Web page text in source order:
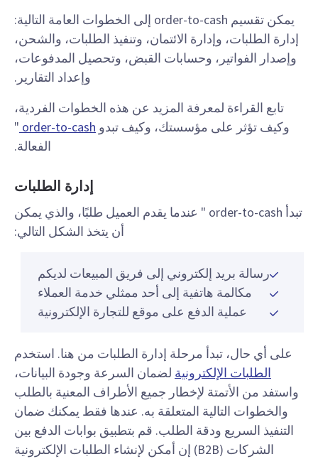
يمكن تقسيم order-to-cash إلى الخطوات العامة التالية:
إدارة الطلبات، وإدارة الائتمان، وتنفيذ الطلبات، والشحن،
وإصدار الفواتير، وحسابات القبض، وتحصيل المدفوعات،
وإعداد التقارير.
تابع القراءة لمعرفة المزيد عن هذه الخطوات الفردية،
وكيف تؤثر على مؤسستك، وكيف تبدو order-to-cash
"
الفعالة.
إدارة الطلبات
تبدأ order-to-cash " عندما يقدم العميل طلبًا، والذي يمكن
أن يتخذ الشكل التالي:
رسالة بريد إلكتروني إلى فريق المبيعات لديكم
مكالمة هاتفية إلى أحد ممثلي خدمة العملاء
عملية الدفع على موقع للتجارة الإلكترونية
على أي حال، تبدأ مرحلة إدارة الطلبات من هنا. استخدم
الطلبات الإلكترونية لضمان السرعة وجودة البيانات،
واستفد من الأتمتة لإخطار جميع الأطراف المعنية بالطلب
والخطوات التالية المتعلقة به. عندها فقط يمكنك ضمان
التنفيذ السريع ودقة الطلب. قم بتطبيق بوابات الدفع بين
الشركات (B2B) إن أمكن لإنشاء الطلبات الإلكترونية